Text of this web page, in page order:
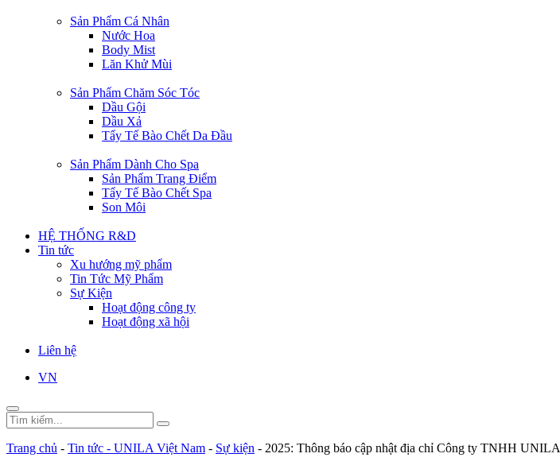
Sản Phẩm Cá Nhân
Nước Hoa
Body Mist
Lăn Khử Mùi
Sản Phẩm Chăm Sóc Tóc
Dầu Gội
Dầu Xả
Tẩy Tế Bào Chết Da Đầu
Sản Phẩm Dành Cho Spa
Sản Phẩm Trang Điểm
Tẩy Tế Bào Chết Spa
Son Môi
HỆ THỐNG R&D
Tin tức
Xu hướng mỹ phẩm
Tin Tức Mỹ Phẩm
Sự Kiện
Hoạt động công ty
Hoạt động xã hội
Liên hệ
VN
Trang chủ - Tin tức - UNILA Việt Nam - Sự kiện - 2025: Thông báo cập nhật địa chỉ Công ty TNHH UNILA